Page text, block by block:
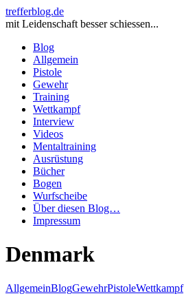
trefferblog.de
mit Leidenschaft besser schiessen...
Blog
Allgemein
Pistole
Gewehr
Training
Wettkampf
Interview
Videos
Mentaltraining
Ausrüstung
Bücher
Bogen
Wurfscheibe
Über diesen Blog…
Impressum
Denmark
AllgemeinBlogGewehrPistoleWettkampf